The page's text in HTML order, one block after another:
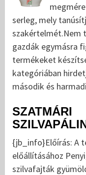
serleg, mely
szakértelmét.Nem
gazdák egymásra
termékeket
kategóriában
második és
SZATMÁRI
{jb_info}Előírás: A
előállításához
szilvafajták